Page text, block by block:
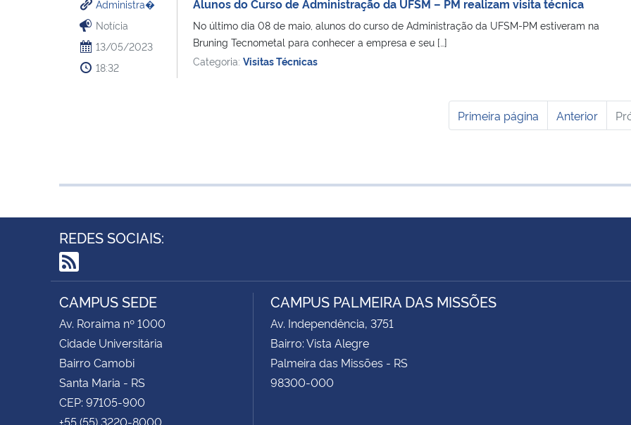
Administra�
Notícia
13/05/2023
18:32
Alunos do Curso de Administração da UFSM – PM realizam visita técnica
No último dia 08 de maio, alunos do curso de Administração da UFSM-PM estiveram na
Bruning Tecnometal para conhecer a empresa e seu […]
Categoria: Visitas Técnicas
Primeira página Anterior
REDES SOCIAIS:
RSS
CAMPUS SEDE
Av. Roraima nº 1000
Cidade Universitária
Bairro Camobi
Santa Maria - RS
CEP: 97105-900
+55 (55) 3220-8000
CAMPUS PALMEIRA DAS MISSÕES
Av. Independência, 3751
Bairro: Vista Alegre
Palmeira das Missões - RS
98300-000